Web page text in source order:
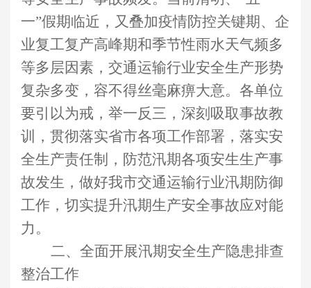
一”假期临近，又叠加疫情防控关键期、企
业复工复产高峰期和季节性雨水天气频多
等多层因素， 交通运输行业安全生产形势
复杂多变，容不得丝毫麻痹大意。 各单位
要引以为戒 ， 举一反三 ， 深刻 吸取事故教
训， 贯彻落实省市各项工作部署， 落实安
全生产责任制 ， 防范汛期各项安生生产事
故发生， 做好我市交通运输行业汛期防御
工作，切实提升汛期生产安全事故应对能
力。
二、 全面开展汛期安全生产隐患排查
整治工作